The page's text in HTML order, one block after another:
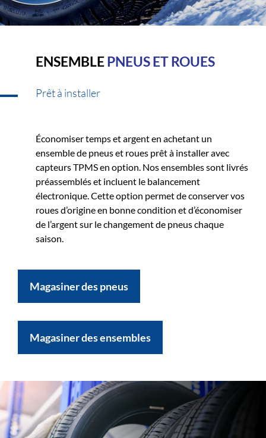
ENSEMBLEPNEUS ET ROUES
Prêt à installer
Économiser temps et argent en achetant un
ensemble de pneus et roues prêt à installer avec
capteurs TPMS en option. Nos ensembles sont livrés
préassemblés et incluent le balancement
électronique. Cette option permet de conserver vos
roues d’origine en bonne condition et d’économiser
de l’argent sur le changement de pneus chaque
saison.
Magasiner des pneus
Magasiner des ensembles